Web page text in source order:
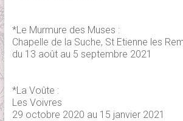
*Le Murmure des Muses :
Chapelle de la Suche, St Etienne les
du 13 août au 5 septembre 2021
*La Voûte :
Les Voivres
29 octobre 2020 au 15 janvier 2021